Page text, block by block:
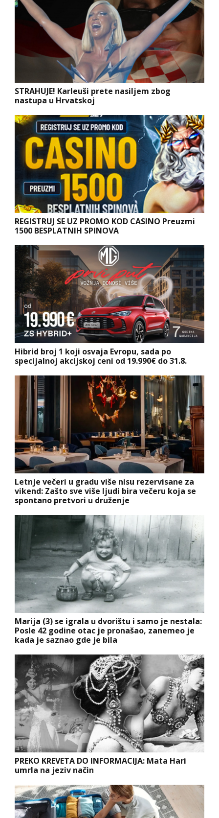
STRAHUJE! Karleuši prete nasiljem zbog
nastupa u Hrvatskoj
REGISTRUJ SE UZ PROMO KOD CASINO Preuzmi
1500 BESPLATNIH SPINOVA
Hibrid broj 1 koji osvaja Evropu, sada po
specijalnoj akcijskoj ceni od 19.990€ do 31.8.
Letnje večeri u gradu više nisu rezervisane za
vikend: Zašto sve više ljudi bira večeru koja se
spontano pretvori u druženje
Marija (3) se igrala u dvorištu i samo je nestala:
Posle 42 godine otac je pronašao, zanemeo je
kada je saznao gde je bila
PREKO KREVETA DO INFORMACIJA: Mata Hari
umrla na jeziv način